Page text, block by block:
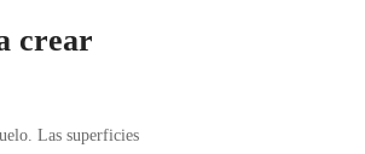
crear
Las superficies